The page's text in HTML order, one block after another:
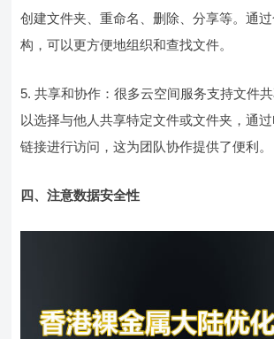
创建文件夹、重命名、删除、分享等。通
构，可以更方便地组织和查找文件。
5. 共享和协作：很多云空间服务支持文件
以选择与他人共享特定文件或文件夹，通
链接进行访问，这为团队协作提供了便利。
四、注意数据安全性